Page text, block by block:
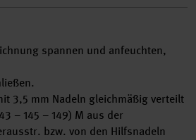
spannen und anfeuchten,
3,5 mm Nadeln gleichmäßig verteilt
– 145 – 149) M aus der
bzw. von den Hilfsnadeln